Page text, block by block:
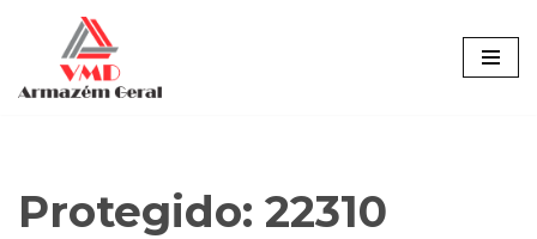
Pular
para
Protegido: 22310